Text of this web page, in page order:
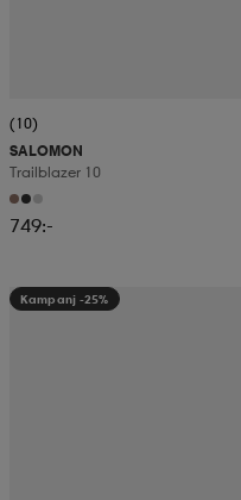
(10)
SALOMON
Trailblazer 10
749:-
Kampanj -25%